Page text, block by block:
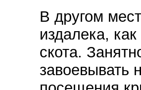
В другом
издалека,
скота.
завоевывать